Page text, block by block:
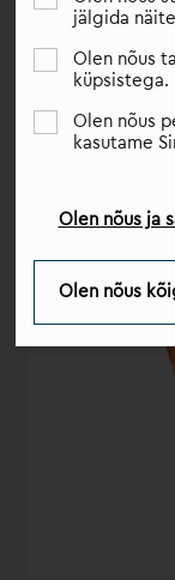
jälgida
Olen nõus
küpsistega.
Olen nõus
kasutame
Olen nõus ja
Olen nõus